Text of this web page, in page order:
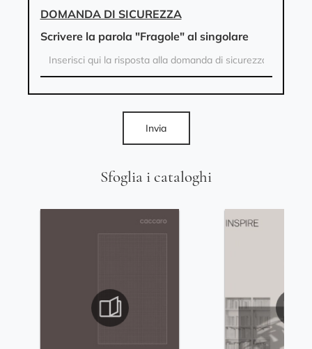
Sfoglia i cataloghi
DOMANDA DI SICUREZZA
Scrivere la parola "Fragole" al singolare
Invia